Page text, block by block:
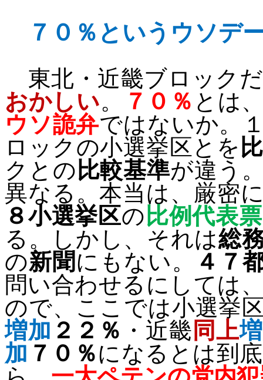
７０％というウソデ
東北・近畿ブロック
おかしい。 ７０％ とは
ウソ詭弁ではないか。
ロックの小選挙区とを
クとの 比較基準が違う
異なる。本当は、厳密
８小選挙区の 比例代表
る。しかし、それは総
の新聞にもない。
４７
問い合わせるにしては
ので、ここでは小選挙
増加 ２２％ ・近畿 同上
加 ７０％になるとは到